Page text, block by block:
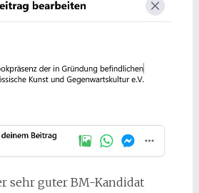
sehr guter BM-Kandidat